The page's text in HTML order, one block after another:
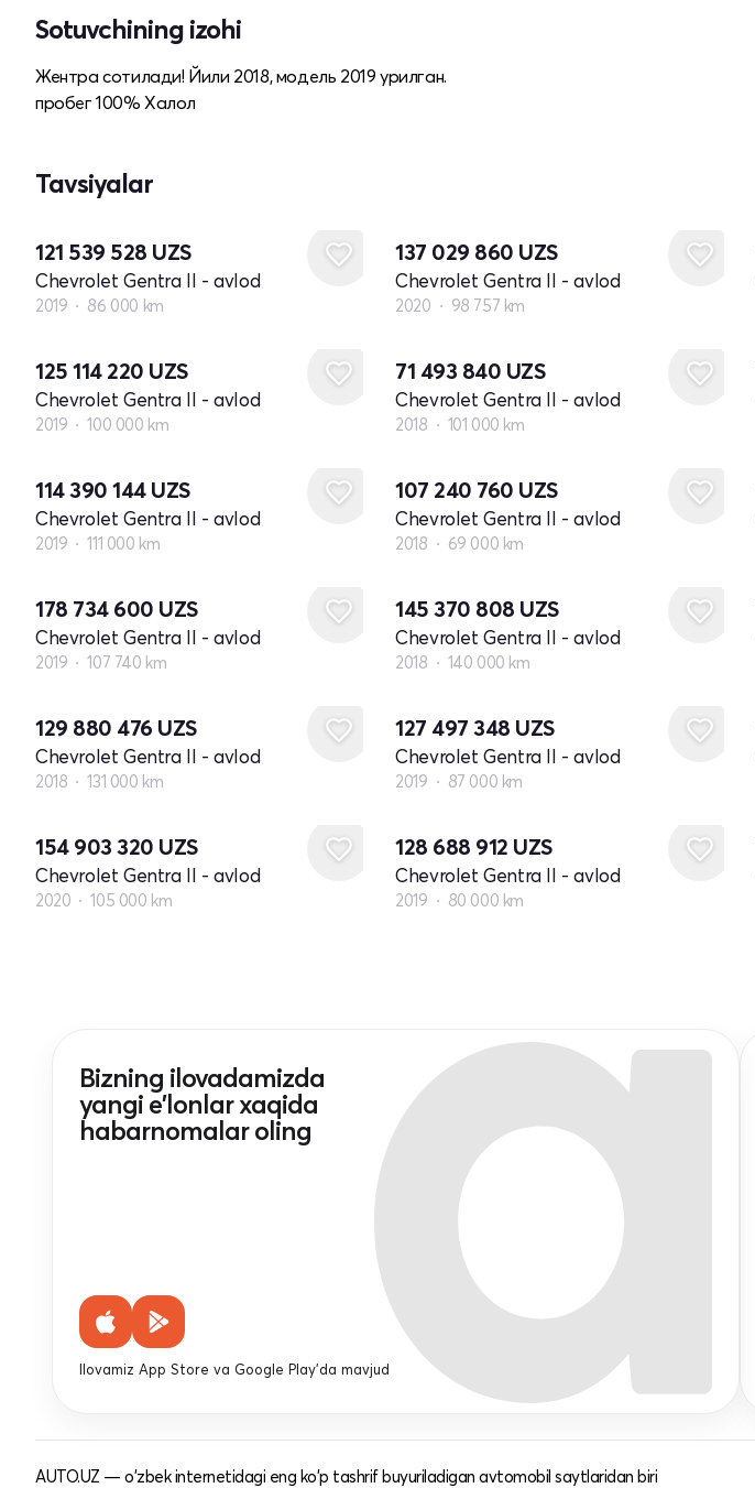
Sotuvchining izohi
Жентра сотилади! Йили 2018, модель 2019 урилган.
пробег 100% Халол
Tavsiyalar
121 539 528 UZS
Chevrolet Gentra II - avlod
2019 86 000 km
137 029 860 UZS
Chevrolet Gentra II - avlod
2020 98 757 km
125 114 220 UZS
Chevrolet Gentra II - avlod
2019 100 000 km
71 493 840 UZS
Chevrolet Gentra II - avlod
2018 101 000 km
114 390 144 UZS
Chevrolet Gentra II - avlod
2019 111 000 km
107 240 760 UZS
Chevrolet Gentra II - avlod
2018 69 000 km
178 734 600 UZS
Chevrolet Gentra II - avlod
2019 107 740 km
145 370 808 UZS
Chevrolet Gentra II - avlod
2018 140 000 km
129 880 476 UZS
Chevrolet Gentra II - avlod
2018 131 000 km
127 497 348 UZS
Chevrolet Gentra II - avlod
2019 87 000 km
154 903 320 UZS
Chevrolet Gentra II - avlod
2020 105 000 km
128 688 912 UZS
Chevrolet Gentra II - avlod
2019 80 000 km
Bizning ilovadamizda
yangi e'lonlar xaqida
habarnomalar oling
Ilovamiz App Store va Google Play'da mavjud
AUTO.UZ — o'zbek internetidagi eng ko'p tashrif buyuriladigan avtomobil saytlaridan biri